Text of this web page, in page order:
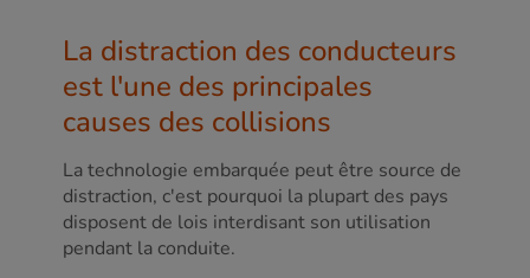
La distraction des conducteurs
est l'une des principales
causes des collisions
La technologie embarquée peut être source de
distraction, c'est pourquoi la plupart des pays
disposent de lois interdisant son utilisation
pendant la conduite.